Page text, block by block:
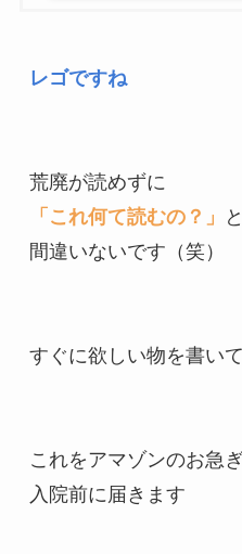
レゴですね
「これ何て読むの？」
間違いないです（笑）
すぐに欲しい物を書い
これをアマゾンのお急
入院前に届きます